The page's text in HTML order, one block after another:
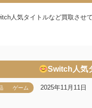
人気タイトルなど買取させ
Switch人気
ゲーム 2025年11月11日